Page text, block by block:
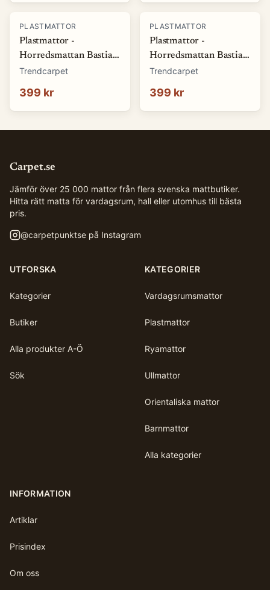
PLASTMATTOR
Plastmattor -
Horredsmattan Bastian
(blå) (Storlek: 70 x 50
Trendcarpet
399 kr
PLASTMATTOR
Plastmattor -
Horredsmattan Bastian
(brun) (Storlek: 70 x 50
Trendcarpet
399 kr
Carpet.se
Jämför över 25 000 mattor från flera svenska mattbutiker.
Hitta rätt matta för vardagsrum, hall eller utomhus till bästa
pris.
@carpetpunktse på Instagram
UTFORSKA
Kategorier
Butiker
Alla produkter A-Ö
Sök
KATEGORIER
Vardagsrumsmattor
Plastmattor
Ryamattor
Ullmattor
Orientaliska mattor
Barnmattor
Alla kategorier
INFORMATION
Artiklar
Prisindex
Om oss